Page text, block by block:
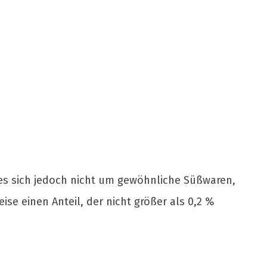
sich jedoch nicht um gewöhnliche Süßwaren,
einen Anteil, der nicht größer als 0,2 %